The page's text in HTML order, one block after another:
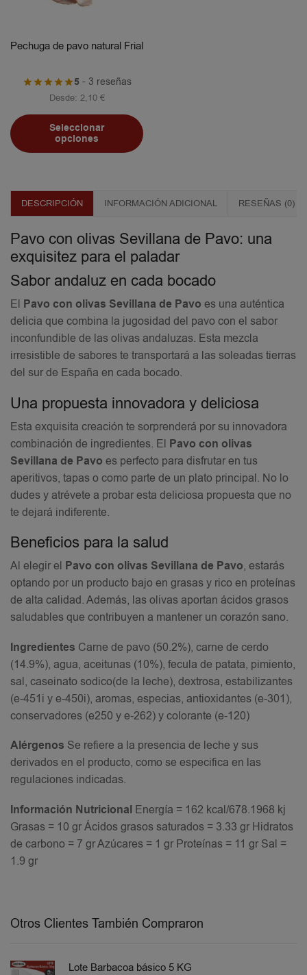
Pechuga de pavo natural Frial
5- 3 reseñas
Desde: 2,10 €
Seleccionar
opciones
DESCRIPCIÓN INFORMACIÓN ADICIONAL RESEÑAS (0)
Pavo con olivas Sevillana de Pavo: una
exquisitez para el paladar
Sabor andaluz en cada bocado
El Pavo con olivas Sevillana de Pavo es una auténtica
delicia que combina la jugosidad del pavo con el sabor
inconfundible de las olivas andaluzas. Esta mezcla
irresistible de sabores te transportará a las soleadas tierras
del sur de España en cada bocado.
Una propuesta innovadora y deliciosa
Esta exquisita creación te sorprenderá por su innovadora
combinación de ingredientes. El Pavo con olivas
Sevillana de Pavo es perfecto para disfrutar en tus
aperitivos, tapas o como parte de un plato principal. No lo
dudes y atrévete a probar esta deliciosa propuesta que no
te dejará indiferente.
Beneficios para la salud
Al elegir el Pavo con olivas Sevillana de Pavo, estarás
optando por un producto bajo en grasas y rico en proteínas
de alta calidad. Además, las olivas aportan ácidos grasos
saludables que contribuyen a mantener un corazón sano.
Ingredientes Carne de pavo (50.2%), carne de cerdo
(14.9%), agua, aceitunas (10%), fecula de patata, pimiento,
sal, caseinato sodico(de la leche), dextrosa, estabilizantes
(e-451i y e-450i), aromas, especias, antioxidantes (e-301),
conservadores (e250 y e-262) y colorante (e-120)
Alérgenos Se refiere a la presencia de leche y sus
derivados en el producto, como se especifica en las
regulaciones indicadas.
Información Nutricional Energía = 162 kcal/678.1968 kj
Grasas = 10 gr Ácidos grasos saturados = 3.33 gr Hidratos
de carbono = 7 gr Azúcares = 1 gr Proteínas = 11 gr Sal =
1.9 gr
Otros Clientes También Compraron
Lote Barbacoa básico 5 KG